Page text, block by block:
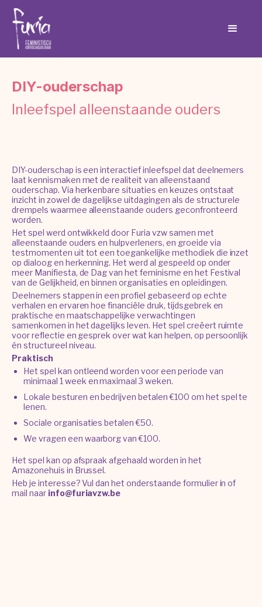
DIY-ouderschap
Inleefspel alleenstaande ouders
DIY-ouderschap is een interactief inleefspel dat deelnemers
laat kennismaken met de realiteit van alleenstaand
ouderschap. Via herkenbare situaties en keuzes ontstaat
inzicht in zowel de dagelijkse uitdagingen als de structurele
drempels waarmee alleenstaande ouders geconfronteerd
worden.
Het spel werd ontwikkeld door Furia vzw samen met
alleenstaande ouders en hulpverleners, en groeide via
testmomenten uit tot een toegankelijke methodiek die inzet
op dialoog en herkenning. Het werd al gespeeld op onder
meer Manifiesta, de Dag van het feminisme en het Festival
van de Gelijkheid, en binnen organisaties en opleidingen.
Deelnemers stappen in een profiel gebaseerd op echte
verhalen en ervaren hoe financiële druk, tijdsgebrek en
praktische en maatschappelijke verwachtingen
samenkomen in het dagelijks leven. Het spel creëert ruimte
voor reflectie en gesprek over wat kan helpen, op persoonlijk
én structureel niveau.
Praktisch
Het spel kan ontleend worden voor een periode van
minimaal 1 week en maximaal 3 weken.
Lokale besturen en bedrijven betalen €100 om het spel te
lenen.
Sociale organisaties betalen €50.
We vragen een waarborg van €100.
Het spel kan op afspraak afgehaald worden in het
Amazonehuis in Brussel.
Heb je interesse? Vul dan het onderstaande formulier in of
mail naar info@furiavzw.be